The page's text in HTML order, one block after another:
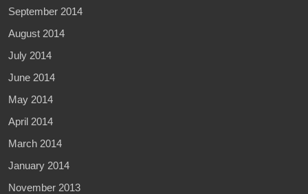
September 2014
August 2014
July 2014
June 2014
May 2014
April 2014
March 2014
January 2014
November 2013